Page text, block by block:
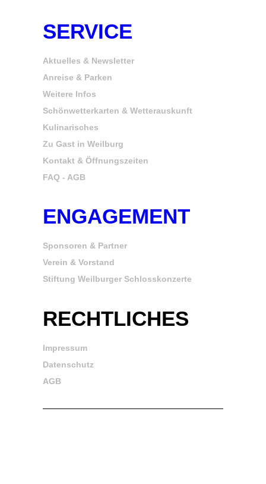
SERVICE
Aktuelles & Newsletter
Anreise & Parken
Weitere Infos
Schönwetterkarten & Wetterauskunft
Kulinarisches
Zu Gast in Weilburg
Kontakt & Öffnungszeiten
FAQ - AGB
ENGAGEMENT
Sponsoren & Partner
Verein & Vorstand
Stiftung Weilburger Schlosskonzerte
RECHTLICHES
Impressum
Datenschutz
AGB